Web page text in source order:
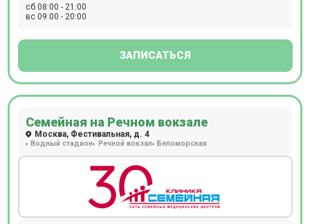
сб 08:00 - 21:00
вс 09:00 - 20:00
ЗАПИСАТЬСЯ
Семейная на Речном вокзале
Москва, Фестивальная, д. 4
Водный стадион Речной вокзал Беломорская